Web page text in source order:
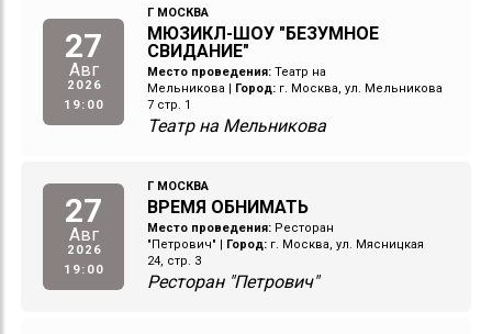
27
Авг
2026
19:00
Г МОСКВА
МЮЗИКЛ-ШОУ "БЕЗУМНОЕ
СВИДАНИЕ"
Место проведения: Театр на
Мельникова
Город: г. Москва, ул. Мельникова
7 стр. 1
Театр на Мельникова
27
Авг
2026
19:00
Г МОСКВА
ВРЕМЯ ОБНИМАТЬ
Место проведения: Ресторан
"Петрович"
Город: г. Москва, ул. Мясницкая
24, стр. 3
Ресторан "Петрович"